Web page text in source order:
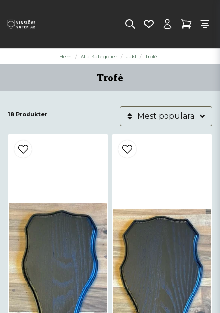
Hem Alla Kategorier Jakt Trofé
Trofé
18 Produkter Mest populära